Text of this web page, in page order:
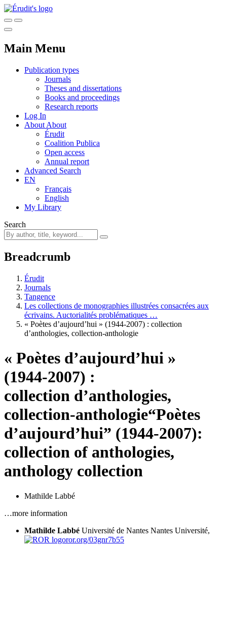
Main Menu
Publication types
Journals
Theses and dissertations
Books and proceedings
Research reports
Log In
About About
Érudit
Coalition Publica
Open access
Annual report
Advanced Search
EN
Français
English
My Library
Search
Breadcrumb
Érudit
Journals
Tangence
Les collections de monographies illustrées consacrées aux
écrivains. Auctorialités problématiques …
« Poètes d’aujourd’hui » (1944-2007) : collection
d’anthologies, collection-anthologie
« Poètes d’aujourd’hui »
(1944-2007) :
collection d’anthologies,
collection-anthologie“Poètes
d’aujourd’hui” (1944-2007):
collection of anthologies,
anthology collection
Mathilde Labbé
…more information
Mathilde Labbé Université de Nantes Nantes Université,
ror.org/03gnr7b55